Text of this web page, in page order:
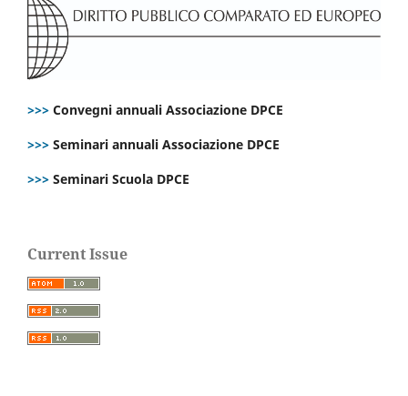
>>> Convegni annuali Associazione DPCE
>>> Seminari annuali Associazione DPCE
>>> Seminari Scuola DPCE
Current Issue